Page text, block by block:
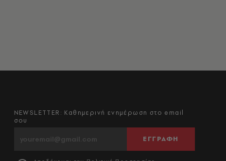
NEWSLETTER: Καθημερινή ενημέρωση στο email
σου
ΕΓΓΡΑΦΗ